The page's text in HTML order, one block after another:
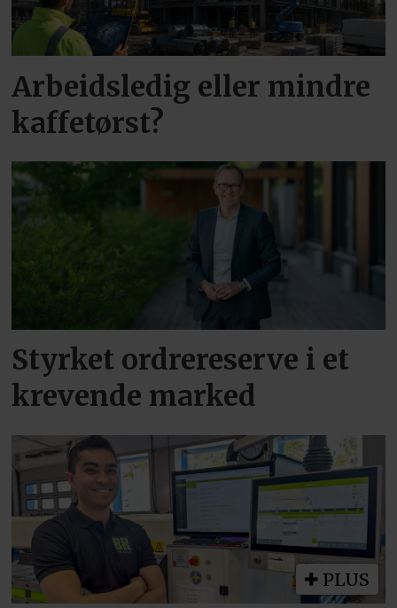
Arbeidsledig eller mindre
kaffetørst?
Styrket ordrereserve i et
krevende marked
PLUS